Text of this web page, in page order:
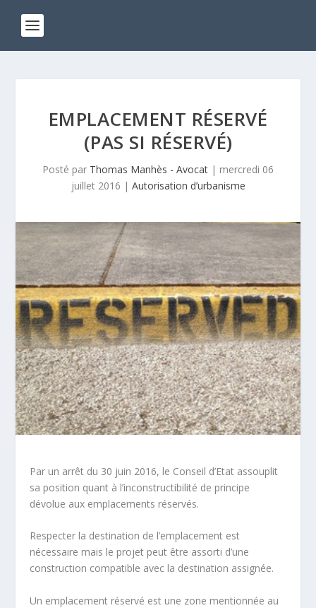
EMPLACEMENT RÉSERVÉ
(PAS SI RÉSERVÉ)
Posté par Thomas Manhès - Avocat | mercredi 06
juillet 2016 | Autorisation d’urbanisme
Par un arrêt du 30 juin 2016, le Conseil d’Etat assouplit
sa position quant à l’inconstructibilité de principe
dévolue aux emplacements réservés.
Respecter la destination de l’emplacement est
nécessaire mais le projet peut être assorti d’une
construction compatible avec la destination assignée.
Un emplacement réservé est une zone mentionnée au